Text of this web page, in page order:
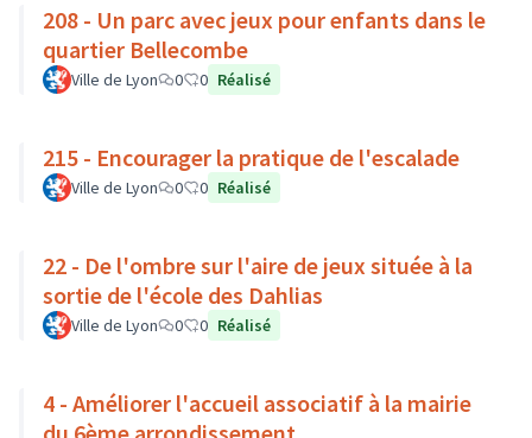
208 - Un parc avec jeux pour enfants dans le
quartier Bellecombe
Ville de Lyon 0 0 Réalisé
215 - Encourager la pratique de l'escalade
Ville de Lyon 0 0 Réalisé
22 - De l'ombre sur l'aire de jeux située à la
sortie de l'école des Dahlias
Ville de Lyon 0 0 Réalisé
4 - Améliorer l'accueil associatif à la mairie